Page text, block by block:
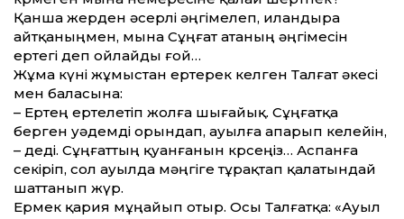
Қанша жерден әсерлі әңгімелеп, иландыра
айтқаныңмен, мына Сұңғат атаның әңгімесін
ертегі деп ойлайды ғой…
Жұма күні жұмыстан ертерек келген Талғат әкесі
мен баласына:
– Ертең ертелетіп жолға шығайық. Сұңғатқа
берген уәдемді орындап, ауылға апарып келейін,
– деді. Сұңғаттың қуан­ғанын көрсеңіз… Аспанға
секіріп, сол ауылда мәңгіге тұрақтап қалатындай
шаттанып жүр.
Ермек қария мұңайып отыр. Осы Талғатқа: «Ауыл